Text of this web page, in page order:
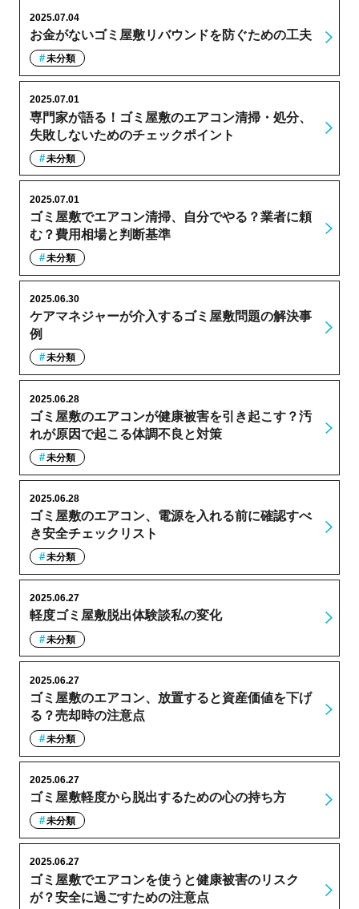
お金がないゴミ屋敷リバウンドを防ぐための工夫
2025.07.04
未分類
専門家が語る！ゴミ屋敷のエアコン清掃・処分、
失敗しないためのチェックポイント
2025.07.01
未分類
ゴミ屋敷でエアコン清掃、自分でやる？業者に頼
む？費用相場と判断基準
2025.07.01
未分類
ケアマネジャーが介入するゴミ屋敷問題の解決事
例
2025.06.30
未分類
ゴミ屋敷のエアコンが健康被害を引き起こす？汚
れが原因で起こる体調不良と対策
2025.06.28
未分類
ゴミ屋敷のエアコン、電源を入れる前に確認すべ
き安全チェックリスト
2025.06.28
未分類
軽度ゴミ屋敷脱出体験談私の変化
2025.06.27
未分類
ゴミ屋敷のエアコン、放置すると資産価値を下げ
る？売却時の注意点
2025.06.27
未分類
ゴミ屋敷軽度から脱出するための心の持ち方
2025.06.27
未分類
ゴミ屋敷でエアコンを使うと健康被害のリスク
が？安全に過ごすための注意点
2025.06.27